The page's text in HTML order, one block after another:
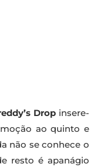
Drop insere-
ao quinto e
não se conhece o
resto é apanágio